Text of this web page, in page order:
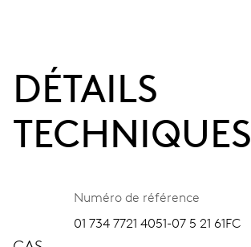
DÉTAILS
TECHNIQUES
Numéro de référence
01 734 7721 4051-07 5 21 61FC